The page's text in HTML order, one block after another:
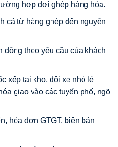
hợp đợi ghép hàng hóa.
cả từ hàng ghép đến nguyên
động theo yêu cầu của khách
xếp tại kho, đội xe nhỏ lẻ
giao vào các tuyến phố, ngõ
hóa đơn GTGT, biên bản